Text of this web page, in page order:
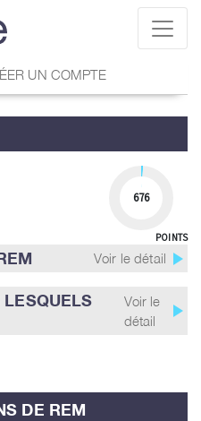
UN COMPTE
676
POINTS
Voir le détail play_arrow
LESQUELS
Voir le
détail
play_arrow
DE REM